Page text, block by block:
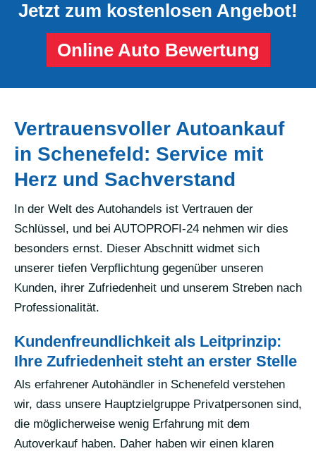
Jetzt zum kostenlosen Angebot!
Online Auto Bewertung
Vertrauensvoller Autoankauf
in Schenefeld: Service mit
Herz und Sachverstand
In der Welt des Autohandels ist Vertrauen der
Schlüssel, und bei AUTOPROFI-24 nehmen wir dies
besonders ernst. Dieser Abschnitt widmet sich
unserer tiefen Verpflichtung gegenüber unseren
Kunden, ihrer Zufriedenheit und unserem Streben nach
Professionalität.
Kundenfreundlichkeit als Leitprinzip:
Ihre Zufriedenheit steht an erster Stelle
Als erfahrener Autohändler in Schenefeld verstehen
wir, dass unsere Hauptzielgruppe Privatpersonen sind,
die möglicherweise wenig Erfahrung mit dem
Autoverkauf haben. Daher haben wir einen klaren